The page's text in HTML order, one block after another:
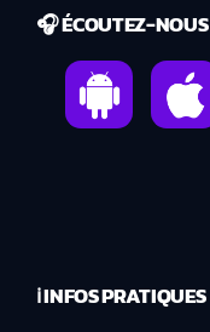
🎧 ÉCOUTEZ-NOUS
ℹ️ INFOS PRATIQUES